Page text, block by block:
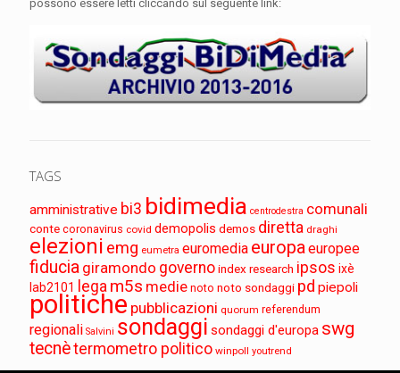
possono essere letti cliccando sul seguente link:
TAGS
amministrative bi3 bidimedia centrodestra comunali
conte coronavirus covid demopolis demos diretta draghi
elezioni emg eumetra euromedia europaeuropee
fiducia giramondo governoindex research ipsos ixè
lab2101
lega m5s medie noto noto sondaggi pd piepoli
politiche pubblicazioni quorum referendum
regionali Salvini sondaggi sondaggi d'europa swg
tecnètermometro politico winpoll youtrend